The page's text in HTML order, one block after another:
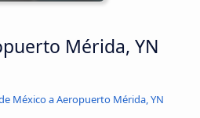
Mérida, YN
México a Aeropuerto Mérida, YN